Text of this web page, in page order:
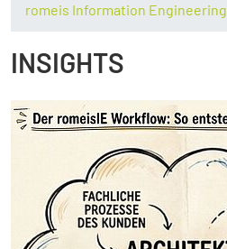
romeis Information Engineering
INSIGHTS